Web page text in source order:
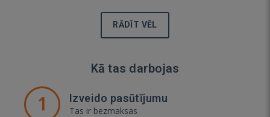
RĀDĪT VĒL
Kā tas darbojas
1 Izveido pasūtījumu
Tas ir bezmaksas